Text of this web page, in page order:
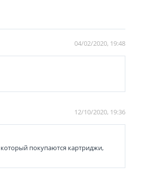
04/02/2020, 19:48
12/10/2020, 19:36
который покупаются картриджи,